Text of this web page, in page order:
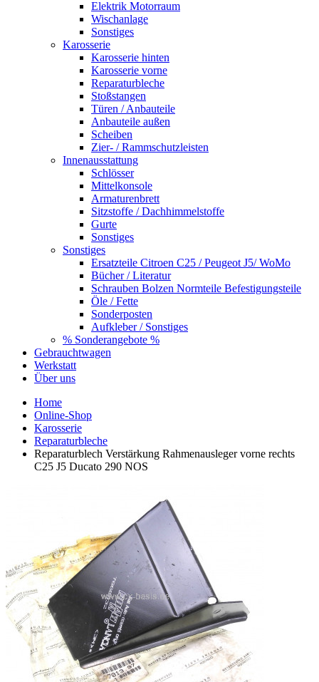
Elektrik Motorraum
Wischanlage
Sonstiges
Karosserie
Karosserie hinten
Karosserie vorne
Reparaturbleche
Stoßstangen
Türen / Anbauteile
Anbauteile außen
Scheiben
Zier- / Rammschutzleisten
Innenausstattung
Schlösser
Mittelkonsole
Armaturenbrett
Sitzstoffe / Dachhimmelstoffe
Gurte
Sonstiges
Sonstiges
Ersatzteile Citroen C25 / Peugeot J5/ WoMo
Bücher / Literatur
Schrauben Bolzen Normteile Befestigungsteile
Öle / Fette
Sonderposten
Aufkleber / Sonstiges
% Sonderangebote %
Gebrauchtwagen
Werkstatt
Über uns
Home
Online-Shop
Karosserie
Reparaturbleche
Reparaturblech Verstärkung Rahmenausleger vorne rechts
C25 J5 Ducato 290 NOS